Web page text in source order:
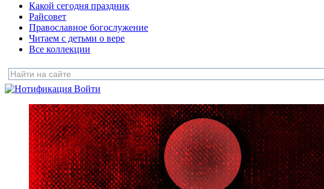
Какой сегодня праздник
Райсовет
Православное богослужение
Читаем с детьми о вере
Все коллекции
Войти